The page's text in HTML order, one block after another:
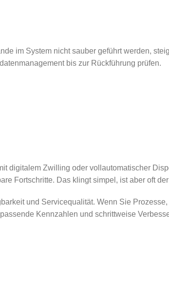
im System nicht sauber geführt werden,
bis zur Rückführung prüfen.
digitalem Zwilling oder vollautomatischer
Fortschritte. Das klingt simpel, ist aber oft
und Servicequalität. Wenn Sie
Kennzahlen und schrittweise